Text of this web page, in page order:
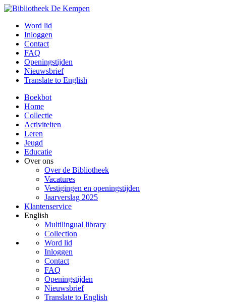
Word lid
Inloggen
Contact
FAQ
Openingstijden
Nieuwsbrief
Translate to English
Boekbot
Home
Collectie
Activiteiten
Leren
Jeugd
Educatie
Over ons
Over de Bibliotheek
Vacatures
Vestigingen en openingstijden
Jaarverslag 2025
Klantenservice
English
Multilingual library
Collection
Word lid
Inloggen
Contact
FAQ
Openingstijden
Nieuwsbrief
Translate to English